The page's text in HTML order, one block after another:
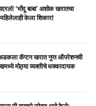
‘भोंदू बाबा’ अशोक खरातचा
केला शिकार!
कॅप्टन खरात गुप्त ऑपरेशनची
मोठ्या व्यक्तीचे धक्कादायक